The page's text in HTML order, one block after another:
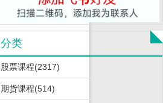
分类
股票课程(2317)
期货课程(514)